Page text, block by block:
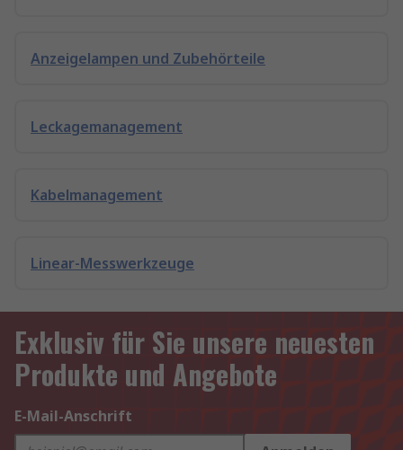
Anzeigelampen und Zubehörteile
Leckagemanagement
Kabelmanagement
Linear-Messwerkzeuge
Exklusiv für Sie unsere neuesten
Produkte und Angebote
E-Mail-Anschrift